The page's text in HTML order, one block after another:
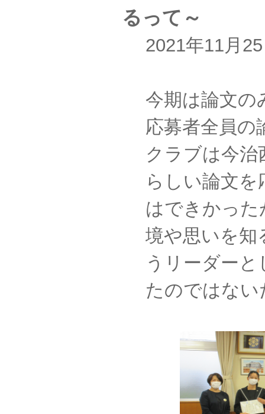
るって～
2021年11月
今期は論文の
応募者全員の
クラブは今治
らしい論文
はできかっ
境や思いを知
うリーダー
たのではな